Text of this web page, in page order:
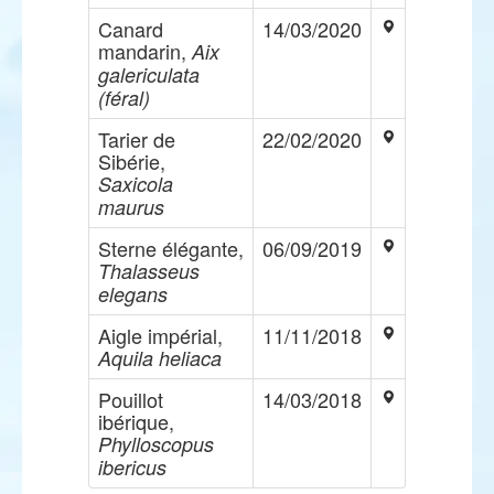
Canard
mandarin, Aix
galericulata
(féral)
14/03/2020
Tarier de
Sibérie,
Saxicola
maurus
22/02/2020
Sterne élégante,
Thalasseus
elegans
06/09/2019
Aigle impérial,
Aquila heliaca
11/11/2018
Pouillot
ibérique,
Phylloscopus
ibericus
14/03/2018